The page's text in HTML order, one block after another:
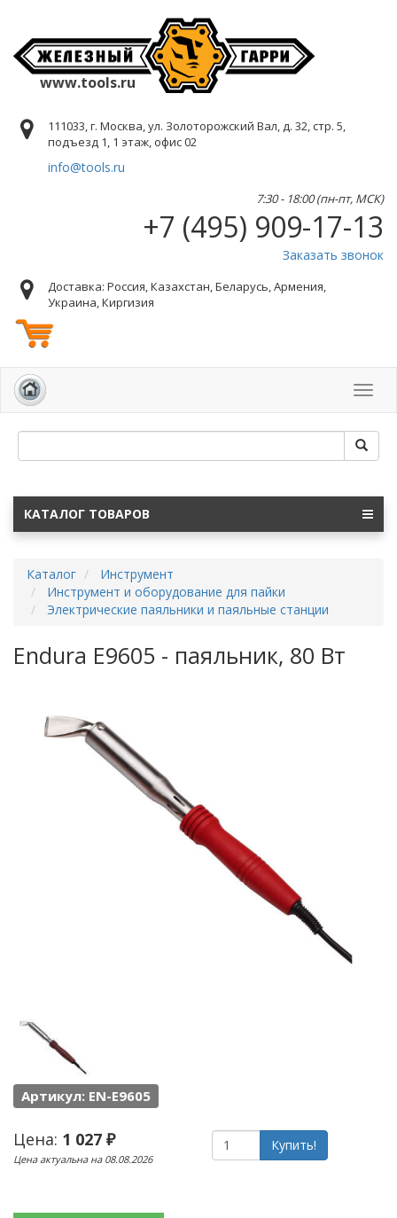
www.tools.ru
111033, г. Москва, ул. Золоторожский Вал, д. 32, стр. 5,
подъезд 1, 1 этаж, офис 02
info@tools.ru
7:30 - 18:00 (пн-пт, МСК)
+7 (495) 909-17-13
Заказать звонок
Доставка: Россия, Казахстан, Беларусь, Армения,
Украина, Киргизия
КАТАЛОГ ТОВАРОВ
Каталог
Инструмент
Инструмент и оборудование для пайки
Электрические паяльники и паяльные станции
Endura E9605 - паяльник, 80 Вт
Артикул: EN-E9605
Цена: 1 027 ₽
Цена актуальна на 08.08.2026
Купить!